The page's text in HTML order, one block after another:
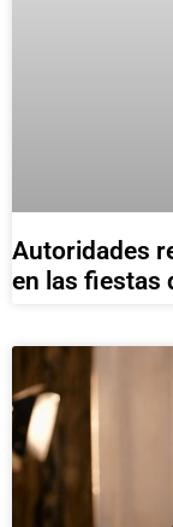
Autoridades
en las fiestas